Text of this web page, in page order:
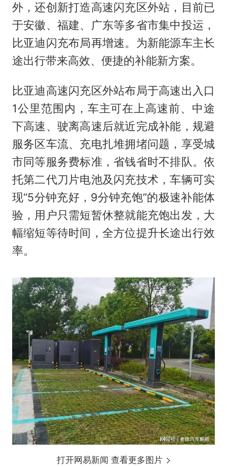
外，还创新打造高速闪充区外站，目前已
于安徽、福建、广东等多省市集中投运，
比亚迪闪充布局再增速。为新能源车主长
途出行带来高效、便捷的补能新方案。
比亚迪高速闪充区外站布局于高速出入口
1公里范围内，车主可在上高速前、中途
下高速、驶离高速后就近完成补能，规避
服务区车流、充电扎堆拥堵问题，享受城
市同等服务费标准，省钱省时不排队。依
托第二代刀片电池及闪充技术，车辆可实
现“5分钟充好，9分钟充饱”的极速补能体
验，用户只需短暂休整就能充饱出发，大
幅缩短等待时间，全方位提升长途出行效
率。
打开网易新闻 查看更多图片